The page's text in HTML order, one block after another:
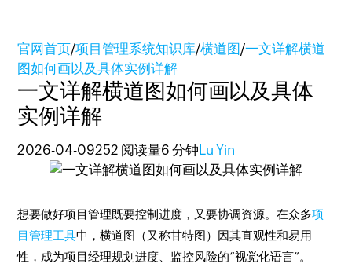
官网首页/项目管理系统知识库/横道图/一文详解横道
图如何画以及具体实例详解
一文详解横道图如何画以及具体
实例详解
2026-04-09252 阅读量6 分钟 Lu Yin
想要做好项目管理既要控制进度，又要协调资源。在众多项
目管理工具中，横道图（又称甘特图）因其直观性和易用
性，成为项目经理规划进度、监控风险的“视觉化语言”。